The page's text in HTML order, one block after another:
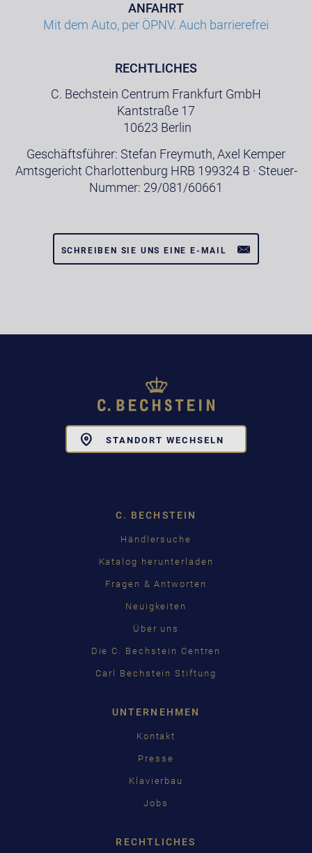
ANFAHRT
Mit dem Auto, per ÖPNV. Auch barrierefrei
RECHTLICHES
C. Bechstein Centrum Frankfurt GmbH
Kantstraße 17
10623 Berlin
Geschäftsführer: Stefan Freymuth, Axel Kemper
Amtsgericht Charlottenburg HRB 199324 B · Steuer-
Nummer: 29/081/60661
SCHREIBEN SIE UNS EINE E-MAIL
STANDORT WECHSELN
C. BECHSTEIN
Händlersuche
Katalog herunterladen
Fragen & Antworten
Neuigkeiten
Über uns
Die C. Bechstein Centren
Carl Bechstein Stiftung
UNTERNEHMEN
Kontakt
Presse
Klavierbau
Jobs
RECHTLICHES